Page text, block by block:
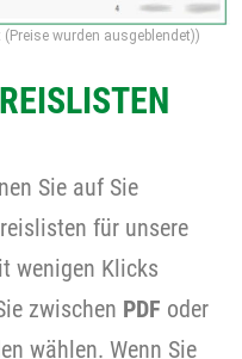
wurden ausgeblendet))
Sie auf Sie
für unsere
wenigen Klicks
zwischen PDF oder
wählen. Wenn Sie